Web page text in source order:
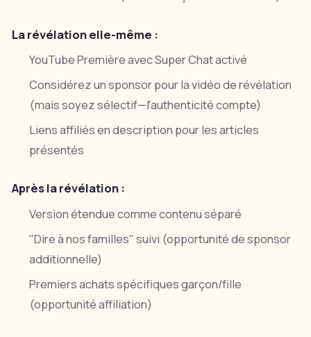
La révélation elle-même :
YouTube Première avec Super Chat activé
Considérez un sponsor pour la vidéo de révélation
(mais soyez sélectif—l'authenticité compte)
Liens affiliés en description pour les articles
présentés
Après la révélation :
Version étendue comme contenu séparé
"Dire à nos familles" suivi (opportunité de sponsor
additionnelle)
Premiers achats spécifiques garçon/fille
(opportunité affiliation)